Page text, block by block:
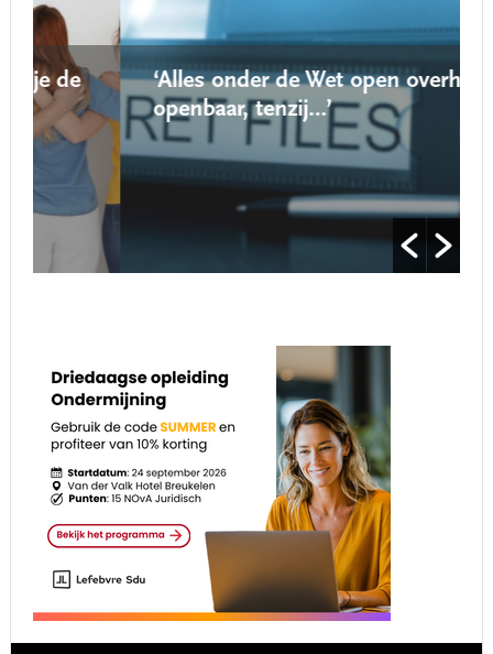
‘Alles onder de Wet open overheid is
openbaar, tenzij…’